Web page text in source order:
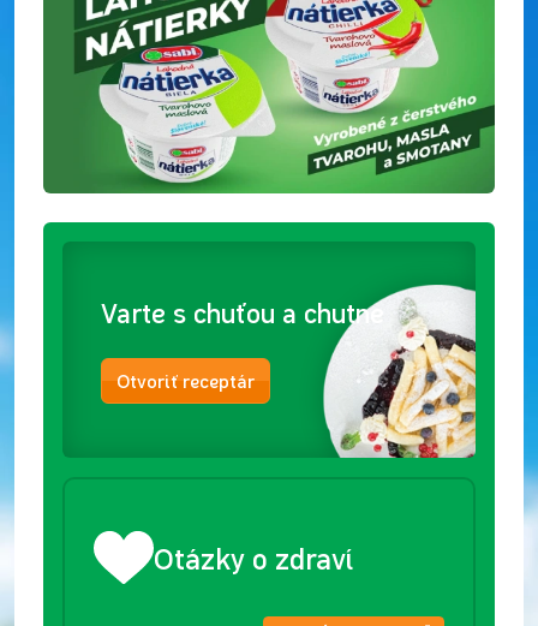
Varte s chuťou a chutne
Otvoriť receptár
Otázky o zdraví